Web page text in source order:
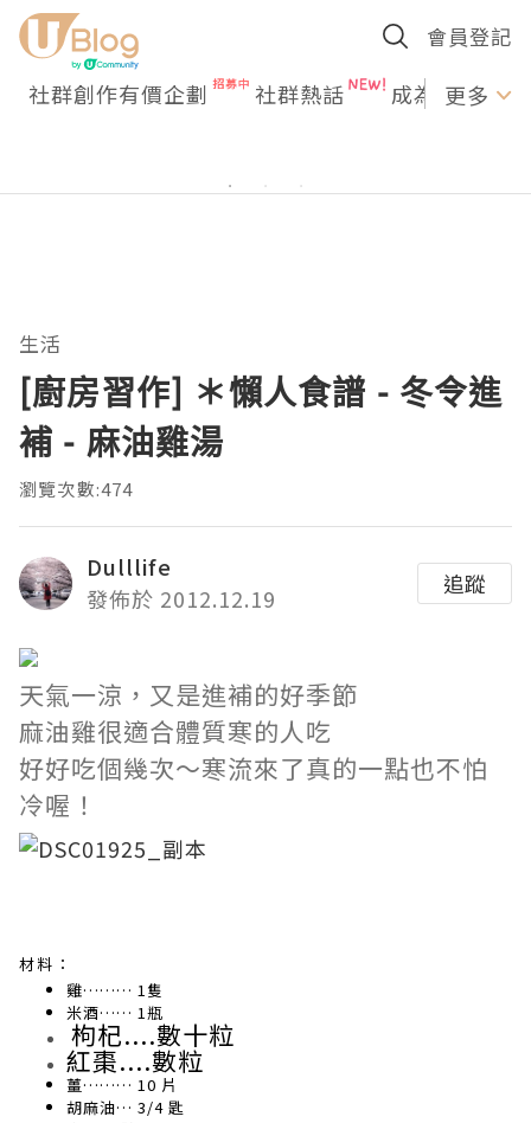
會員登記
社群創作有價企劃 社群熱話 成為U更多
生活
[廚房習作] ＊懶人食譜 - 冬令進
補 - 麻油雞湯
瀏覽次數:474
Dulllife
發佈於 2012.12.19
追蹤
天氣一涼，又是進補的好季節
麻油雞很適合體質寒的人吃
好好吃個幾次～寒流來了真的一點也不怕
冷喔！
材料：
雞……… 1隻
米酒…… 1瓶
枸杞....數十粒
紅棗....數粒
薑……… 10 片
胡麻油… 3/4 匙